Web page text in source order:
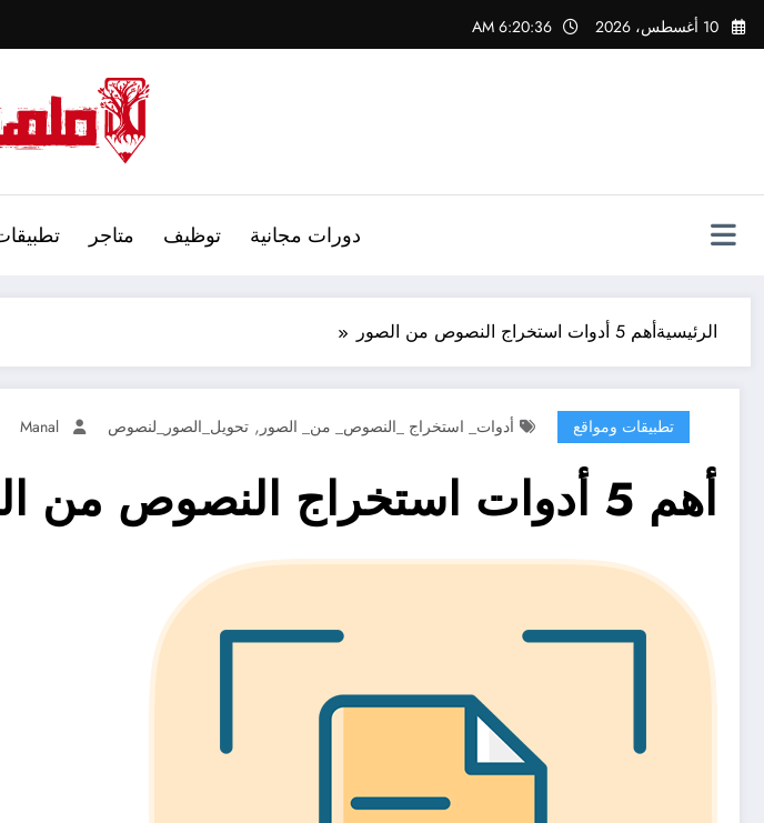
التجاوز
إلى
10 أغسطس، 2026 6:20:37 AM
دورات مجانية توظيف متاجر
الرئيسيةأهم 5 أدوات استخراج النصوص من الصور
تطبيقات ومواقع أدوات_ استخراج _النصوص_ من_ الصور , تحويل_الصور_لنصوص Manal
أهم 5 أدوات استخراج النصوص من الصور